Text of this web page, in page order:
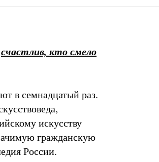
счастлив, кто смело
в семнадцатый раз.
искусству
гражданскую
России.